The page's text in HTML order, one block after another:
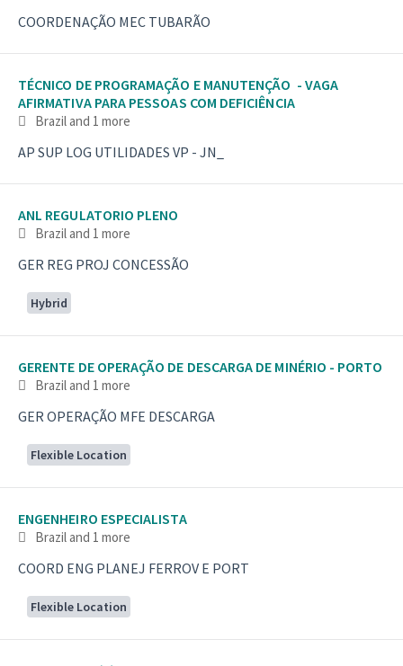
COORDENAÇÃO MEC TUBARÃO
TÉCNICO DE PROGRAMAÇÃO E MANUTENÇÃO - VAGA
AFIRMATIVA PARA PESSOAS COM DEFICIÊNCIA
Braziland 1 more
AP SUP LOG UTILIDADES VP - JN_
ANL REGULATORIO PLENO
Braziland 1 more
GER REG PROJ CONCESSÃO
Hybrid
GERENTE DE OPERAÇÃO DE DESCARGA DE MINÉRIO - PORTO
Braziland 1 more
GER OPERAÇÃO MFE DESCARGA
Flexible Location
ENGENHEIRO ESPECIALISTA
Braziland 1 more
COORD ENG PLANEJ FERROV E PORT
Flexible Location